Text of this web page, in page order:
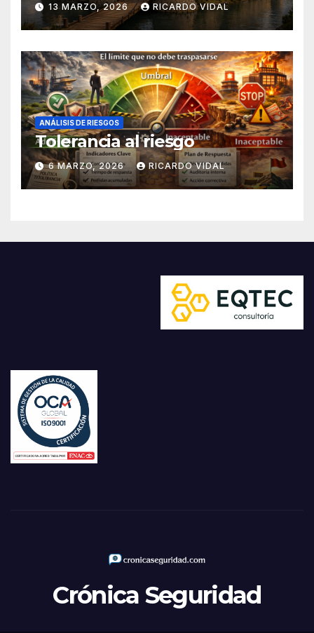
13 MARZO, 2026 RICARDO VIDAL
ANÁLISIS DE RIESGOS
Tolerancia al riesgo
6 MARZO, 2026 RICARDO VIDAL
Crónica Seguridad